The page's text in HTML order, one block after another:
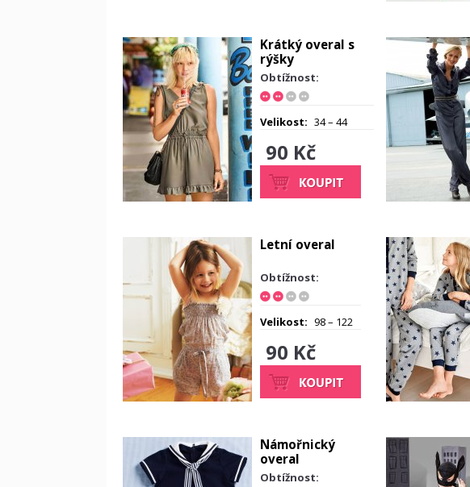
Krátký overal s
rýšky
Obtížnost:
Velikost: 34 – 44
90 Kč
Letní overal
Obtížnost:
Velikost: 98 – 122
90 Kč
Námořnický
overal
Obtížnost: